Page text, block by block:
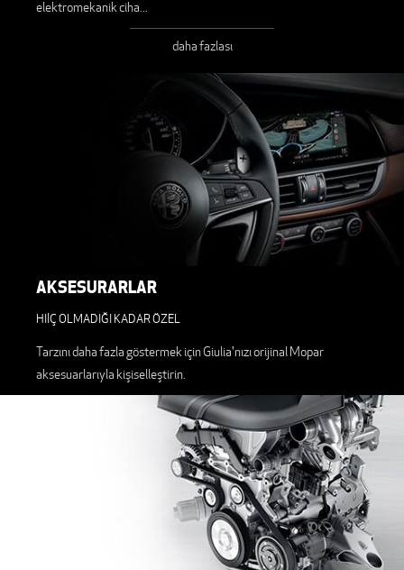
elektromekanik ciha...
daha fazlası
AKSESURARLAR
HIİÇ OLMADIĞI KADAR ÖZEL
Tarzını daha fazla göstermek için Giulia'nızı orijinal Mopar
aksesuarlarıyla kişiselleştirin.